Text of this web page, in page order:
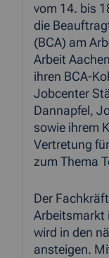
vom 14. bis
die
(BCA) am
Arbeit
ihren BCA-
Jobcenter
Dannapfel,
sowie ihrem
Vertretung
zum Thema
Der
Arbeitsmarkt
wird in den
ansteigen.